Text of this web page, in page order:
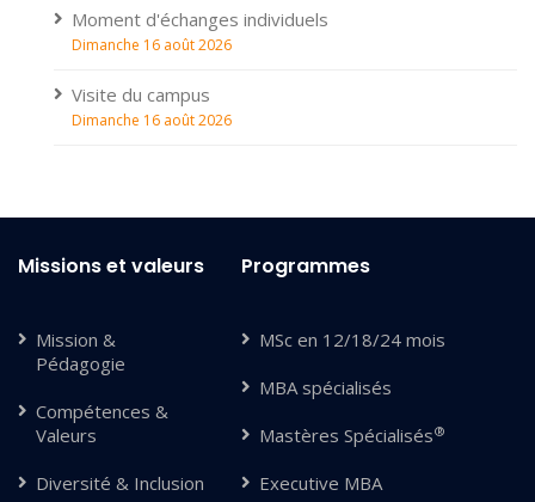
Moment d'échanges individuels
Dimanche 16 août 2026
Visite du campus
Dimanche 16 août 2026
Missions et valeurs
Mission &
Pédagogie
Compétences &
Valeurs
Diversité & Inclusion
Programmes
MSc en 12/18/24 mois
MBA spécialisés
Mastères Spécialisés®
Executive MBA